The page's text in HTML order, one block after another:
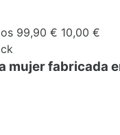
99,90 € 10,00 €
mujer fabricada